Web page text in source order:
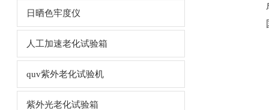
日晒色牢度仪
人工加速老化试验箱
quv紫外老化试验机
紫外光老化试验箱